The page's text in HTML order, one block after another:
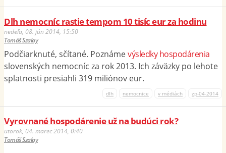
Dlh nemocníc rastie tempom 10 tisíc eur za hodinu
nedeľa, 08. jún 2014, 15:50
Tomáš Szalay
Podčiarknuté, sčítané. Poznámevýsledky hospodárenia
slovenských nemocníc za rok 2013. Ich záväzky po lehote
splatnosti presiahli 319 miliónov eur.
dlh nemocnice v médiách zp-04-2014
Vyrovnané hospodárenie už na budúci rok?
utorok, 04. marec 2014, 0:40
Tomáš Szalay